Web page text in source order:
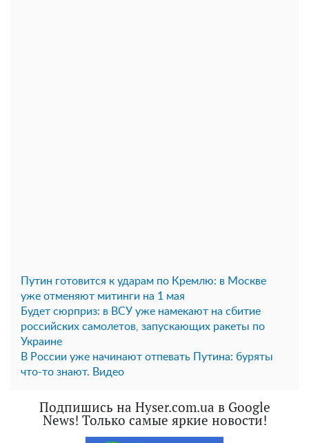
Путин готовится к ударам по Кремлю: в Москве
уже отменяют митинги на 1 мая
Будет сюрприз: в ВСУ уже намекают на сбитие
российских самолетов, запускающих ракеты по
Украине
В России уже начинают отпевать Путина: буряты
что-то знают. Видео
Подпишись на Hyser.com.ua в Google
News! Только самые яркие новости!